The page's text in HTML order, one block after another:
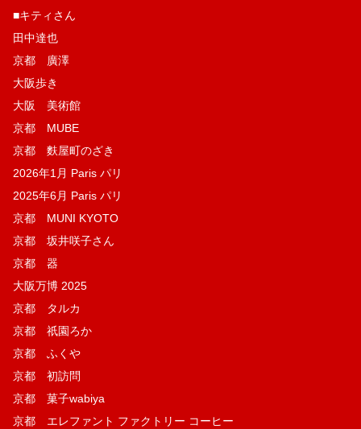
■キティさん
田中達也
京都 廣澤
大阪歩き
大阪 美術館
京都 MUBE
京都 麩屋町のざき
2026年1月 Paris パリ
2025年6月 Paris パリ
京都 MUNI KYOTO
京都 坂井咲子さん
京都 器
大阪万博 2025
京都 タルカ
京都 祇園ろか
京都 ふくや
京都 初訪問
京都 菓子wabiya
京都 エレファント ファクトリー コーヒー